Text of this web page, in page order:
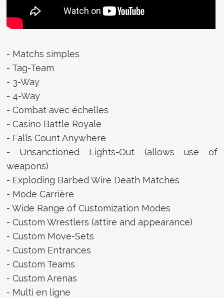
- Matchs simples
- Tag-Team
- 3-Way
- 4-Way
- Combat avec échelles
- Casino Battle Royale
- Falls Count Anywhere
- Unsanctioned Lights-Out (allows use of
weapons)
- Exploding Barbed Wire Death Matches
- Mode Carrière
- Wide Range of Customization Modes
- Custom Wrestlers (attire and appearance)
- Custom Move-Sets
- Custom Entrances
- Custom Teams
- Custom Arenas
- Multi en ligne